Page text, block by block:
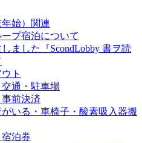
始）関連
プ宿泊について
ました『ScondLobby 書ヲ読
ト
通・駐車場
前決済
いる・車椅子・酸素吸入器搬
泊券